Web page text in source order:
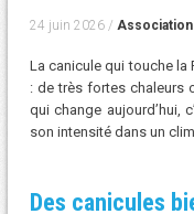
24 juin 2026/
La canicule qui touche la
: de très fortes chaleurs
qui change aujourd’hui,
son intensité dans un
Des canicules